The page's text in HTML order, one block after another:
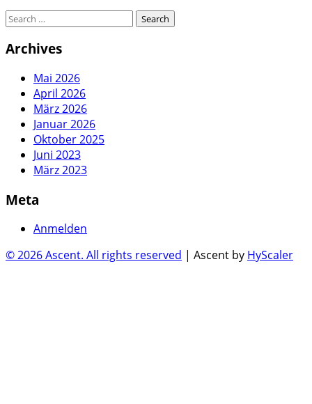
Archives
Mai 2026
April 2026
März 2026
Januar 2026
Oktober 2025
Juni 2023
März 2023
Meta
Anmelden
© 2026 Ascent. All rights reserved | Ascent by HyScaler